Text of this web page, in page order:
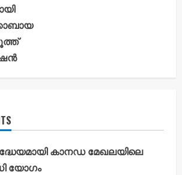
കാനഡ മേഖലയിലെ
യോഗം